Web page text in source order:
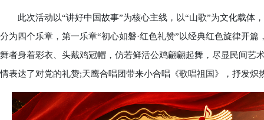
此次活动以“讲好中国故事”为核心主线，以“山歌”为文化载体
分为四个乐章，第一乐章“初心如磐·红色礼赞”以经典红色旋律开
舞者身着彩衣、头戴鸡冠帽，仿若鲜活公鸡翩翩起舞，尽显民间艺
情表达了对党的礼赞;天鹰合唱团带来小合唱《歌唱祖国》，抒发